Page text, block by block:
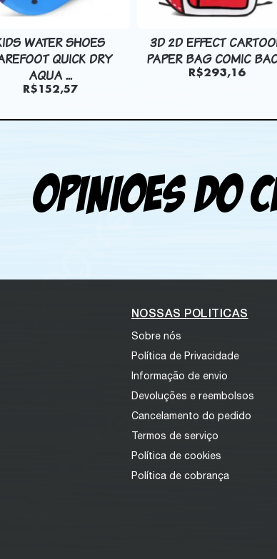
WATER SHOES
QUICK DRY
AQUA ...
R$152,57
3D 2D EFFECT
PAPER BAG COMIC
R$293,16
Opinioes do
NOSSAS POLITICAS
Sobre nós
Política de Privacidade
Informação de envio
Devoluções e reembolsos
Cancelamento do pedido
Termos de serviço
Política de cookies
Política de cobrança